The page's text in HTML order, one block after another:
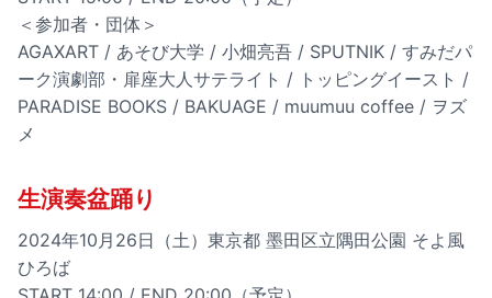
＜参加者・団体＞
AGAXART / あそび大学 / 小畑亮吾 / SPUTNIK / すみだパ
ーク演劇部・扉座大人サテライト / トッピングイースト /
PARADISE BOOKS / BAKUAGE / muumuu coffee / ヲズ
メ
生演奏盆踊り
2024年10月26日（土）東京都 墨田区立隅田公園 そよ風
ひろば